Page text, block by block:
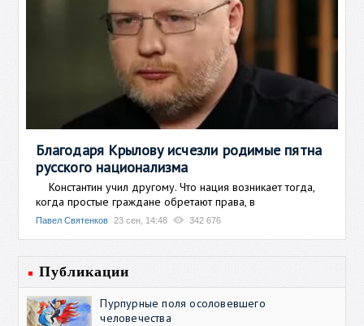
Благодаря Крылову исчезли родимые пятна
русского национализма
Константин учил другому. Что нация возникает тогда,
когда простые граждане обретают права, в
Павел Святенков 23 сен, 14:48 342 676
Публикации
Пурпурные поля осоловевшего
человечества